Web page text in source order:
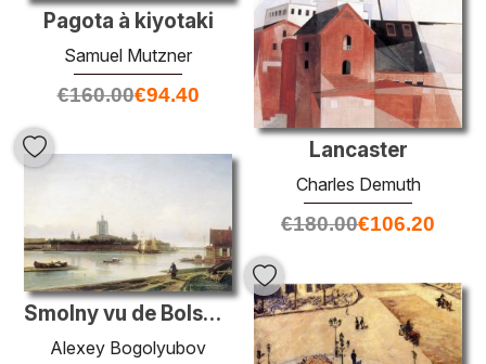
Pagota à kiyotaki
Samuel Mutzner
€160.00€94.40
Lancaster
Charles Demuth
€180.00€106.20
Smolny vu de Bolshaya Okhta
Alexey Bogolyubov